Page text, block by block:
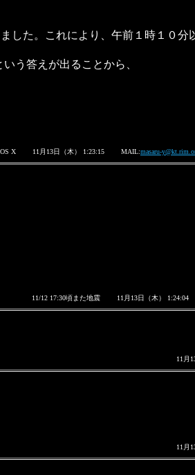
た。これにより、午前１時１０分
う答えが出ることから、
X 11月13日（木） 1:23:15 MAIL:masaru-
11/12 17:30頃また地震 11月13日（木）
11月
11月